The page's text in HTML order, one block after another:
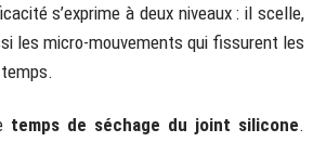
s’exprime à deux niveaux : il scelle,
les micro-mouvements qui fissurent les
temps de séchage du joint silicone.